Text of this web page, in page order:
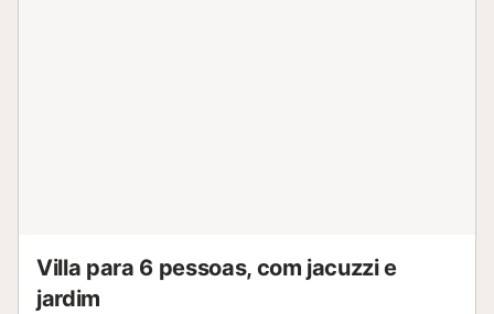
Villa para 6 pessoas, com jacuzzi e
jardim